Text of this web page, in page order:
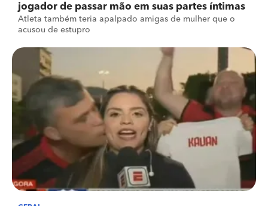
jogador de passar mão em suas partes íntimas
Atleta também teria apalpado amigas de mulher que o
acusou de estupro